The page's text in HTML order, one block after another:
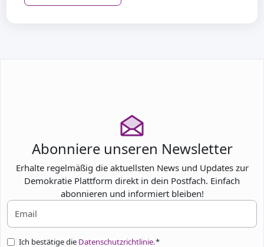
Abonniere unseren Newsletter
Erhalte regelmäßig die aktuellsten News und Updates zur
Demokratie Plattform direkt in dein Postfach. Einfach
abonnieren und informiert bleiben!
Ich bestätige die Datenschutzrichtlinie.*